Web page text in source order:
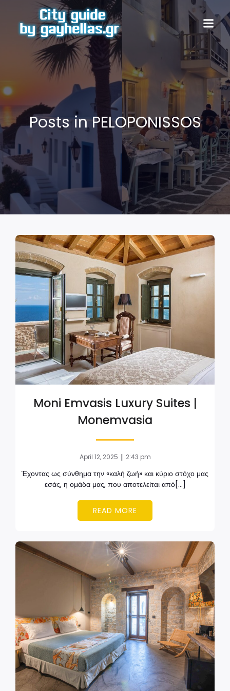
Posts in PELOPONISSOS
Moni Emvasis Luxury Suites |
Monemvasia
April 12, 2025 | 2:43 pm
Έχοντας ως σύνθημα την «καλή ζωή» και κύριο στόχο μας
εσάς, η ομάδα μας, που αποτελείται από[…]
READ MORE